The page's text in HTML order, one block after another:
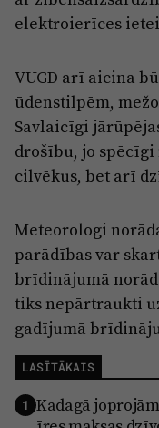
elektroierīces
VUGD arī aicina
ūdenstilpēm,
Savlaicīgi
drošību, jo
cilvēkus, bet arī
Meteorologi
parādības var
brīdinājumā
tiks nepārtraukti
gadījumā
LASĪTĀKAIS
1 Kadagā